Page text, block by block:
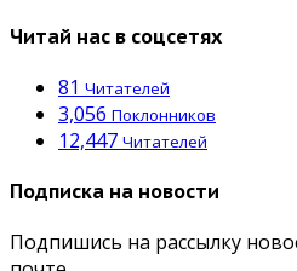
Читай нас в соцсетях
81 Читателей
3,056 Поклонников
12,447 Читателей
Подписка на новости
Подпишись на рассылку